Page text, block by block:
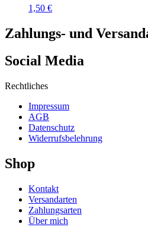
1,50 €
Zahlungs- und
Social Media
Rechtliches
Impressum
AGB
Datenschutz
Widerrufsbelehrung
Shop
Kontakt
Versandarten
Zahlungsarten
Über mich